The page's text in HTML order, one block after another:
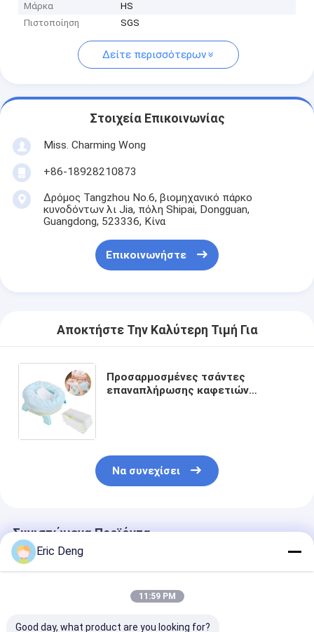
Μάρκα
HS
Πιστοποίηση
SGS
Δείτε περισσότερων
Στοιχεία Επικοινωνίας
Miss. Charming Wong
+86-18928210873
Δρόμος Tangzhou No.6, βιομηχανικό πάρκο
κυνοδόντων λι Jia, πόλη Shipai, Dongguan,
Guangdong, 523336, Κίνα
Επικοινωνήστε
Αποκτήστε Την Καλύτερη Τιμή Για
Προσαρμοσμένες τσάντες
επαναπλήρωσης καφετιών
Να συνεχίσει
Συνιστώμενα Προϊόντα
Eric Deng
11:59 PM
Good day, what product are you looking for?